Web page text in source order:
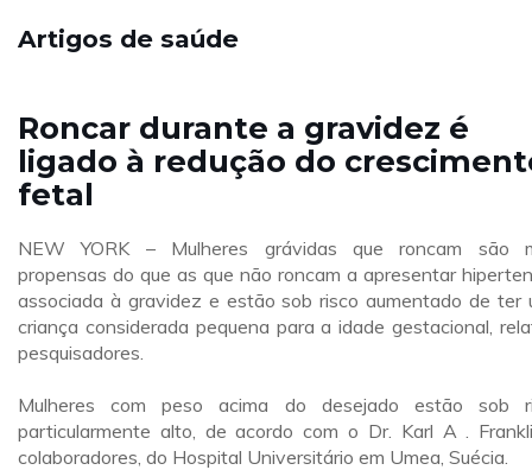
Artigos de saúde
Roncar durante a gravidez é
ligado à redução do
fetal
NEW YORK – Mulheres grávidas que roncam são
propensas do que as que não roncam a apresentar
associada à gravidez e estão sob risco aumentado de ter
criança considerada pequena para a idade gestacional,
pesquisadores.
Mulheres com peso acima do desejado estão sob
particularmente alto, de acordo com o Dr. Karl A .
colaboradores, do Hospital Universitário em Umea, Suécia.